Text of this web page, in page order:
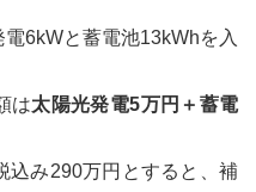
6kWと蓄電池13kWhを入
は太陽光発電5万円＋蓄電
込み290万円とすると、補